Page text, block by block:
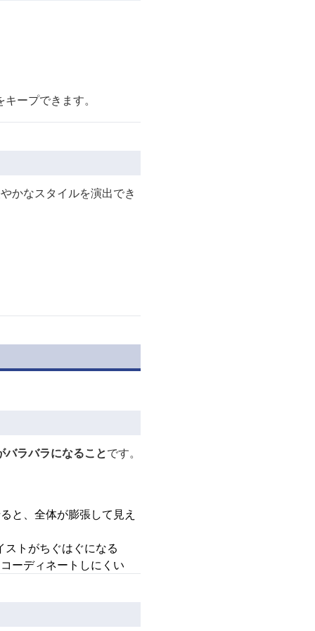
キープできます。
かなスタイルを演出でき
バラバラになることです。
と、全体が膨張して見え
ストがちぐはぐになる
ーディネートしにくい